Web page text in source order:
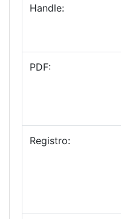
Handle:
PDF:
Registro: